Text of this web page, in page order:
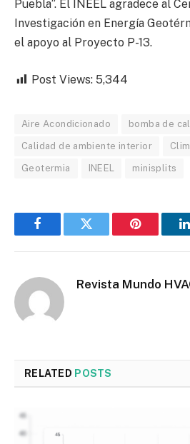
Puebla”. El INEEL agradece al
Investigación en Energía
el apoyo al Proyecto P-13.
Post Views: 5,344
Aire Acondicionado bomba de
Calidad de ambiente interior
Geotermia INEEL minisplits
FacebookTwitter Pinterest
Revista Mundo
RELATED POSTS